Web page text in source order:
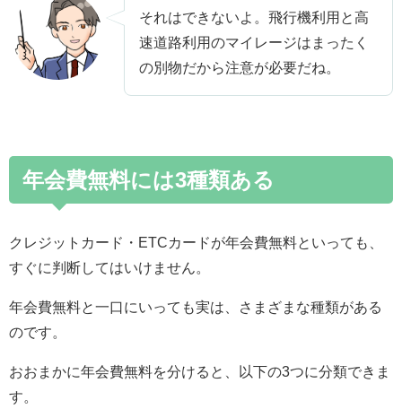
それはできないよ。飛行機利用と高
速道路利用のマイレージはまったく
の別物だから注意が必要だね。
年会費無料には3種類ある
クレジットカード・ETCカードが年会費無料といっても、
すぐに判断してはいけません。
年会費無料と一口にいっても実は、さまざまな種類がある
のです。
おおまかに年会費無料を分けると、以下の3つに分類できま
す。